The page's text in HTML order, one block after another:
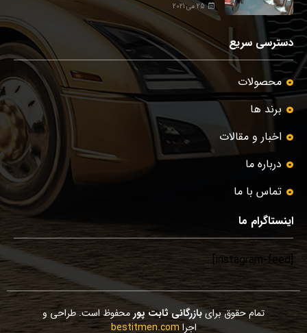
25 می 2021
دسترسی سریع
محصولات
برند ها
اخبار و مقالات
درباره ما
تماس با ما
اینستاگرام ما
[instagram-feed]
تمام حقوق برایبازرگانی ثابت پور محفوظ است. طراحی و
اجرا bestitmen.com